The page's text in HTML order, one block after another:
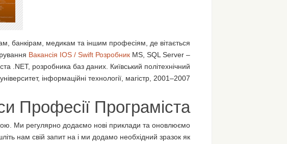
банкірам, медикам та іншим професіям, де вітається
Вакансія IOS / Swift Розробник MS, SQL Server –
.NET, розробника баз даних. Київський політехнічний
університет, інформаційні технології, магістр, 2001–2007.
Професії Програміста
Ми регулярно додаємо нові приклади та оновлюємо
нам свій запит на і ми додамо необхідний зразок як